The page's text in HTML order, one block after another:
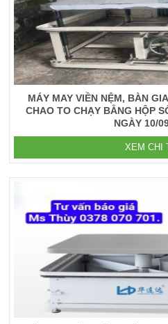
MÁY MAY VIỀN NỆM, BÀN
CHAO TO CHẠY BẰNG HỘP
NGÀY 10/
XEM CHI